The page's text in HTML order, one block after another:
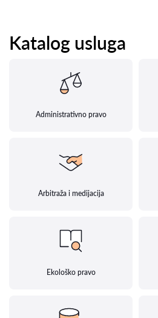
Katalog usluga
Administrativno pravo
Arbitraža i medijacija
Ekološko pravo